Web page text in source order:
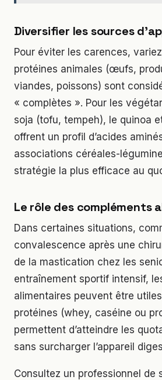
Diversifier les sources
Pour éviter les carences,
protéines animales (œufs,
viandes, poissons) sont
« complètes ». Pour les
soja (tofu, tempeh), le quinoa
offrent un profil d’acides
associations céréales-
stratégie la plus efficace au
Le rôle des compléments
Dans certaines situations,
convalescence après une
de la mastication chez les
entraînement sportif intensif,
alimentaires peuvent être
protéines (whey, caséine ou
permettent d’atteindre les
sans surcharger l’appareil
Consultez un professionnel de